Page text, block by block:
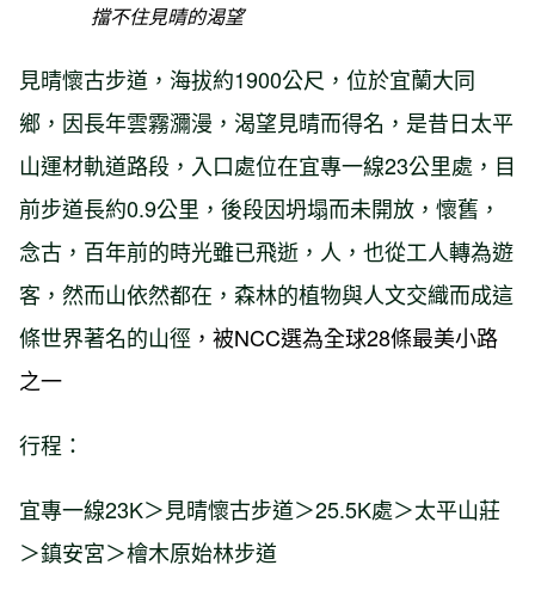
擋不住見晴的渴望
見晴懷古步道，海拔約1900公尺，位於宜蘭大同
鄉，因長年雲霧瀰漫，渴望見晴而得名，是昔日太平
山運材軌道路段，入口處位在宜專一線23公里處，目
前步道長約0.9公里，後段因坍塌而未開放，懷舊，
念古，百年前的時光雖已飛逝，人，也從工人轉為遊
客，然而山依然都在，森林的植物與人文交織而成這
條世界著名的山徑 ，被NCC選為全球28條最美小路
之一
行程：
宜專一線23K＞見晴懷古步道＞25.5K處＞太平山莊
＞鎮安宮＞檜木原始林步道